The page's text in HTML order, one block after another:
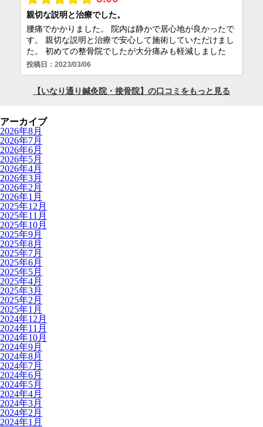
アーカイブ
2026年8月
2026年7月
2026年6月
2026年5月
2026年4月
2026年3月
2026年2月
2026年1月
2025年12月
2025年11月
2025年10月
2025年9月
2025年8月
2025年7月
2025年6月
2025年5月
2025年4月
2025年3月
2025年2月
2025年1月
2024年12月
2024年11月
2024年10月
2024年9月
2024年8月
2024年7月
2024年6月
2024年5月
2024年4月
2024年3月
2024年2月
2024年1月